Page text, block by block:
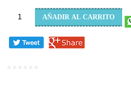
CON
AÑADIR AL CARRITO